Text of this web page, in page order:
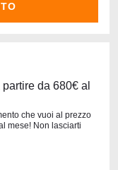
da 680€ al
che vuoi al prezzo
mese! Non lasciarti